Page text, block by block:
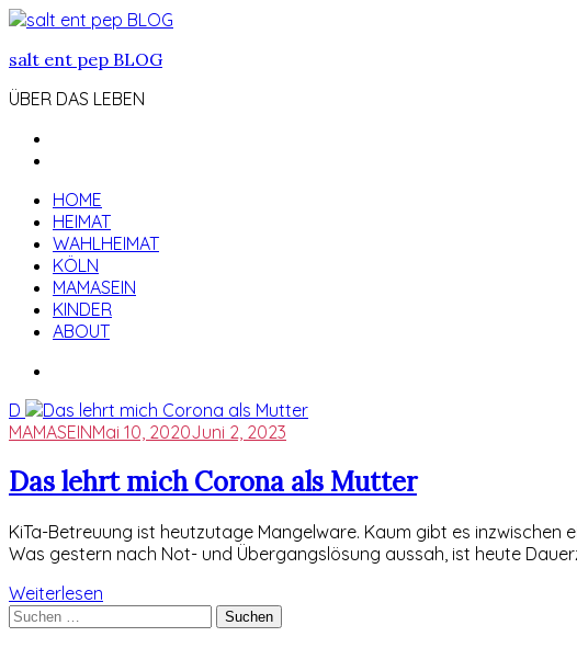
Zum
springen
salt ent pep BLOG
ÜBER DAS LEBEN
HOME
HEIMAT
WAHLHEIMAT
KÖLN
MAMASEIN
KINDER
ABOUT
D
MAMASEINMai 10, 2020Juni 2, 2023
Das lehrt mich Corona als Mutter
KiTa-Betreuung ist heutzutage Mangelware. Kaum gibt es
Was gestern nach Not- und Übergangslösung aussah, ist heute
Weiterlesen
Suchen
nach: